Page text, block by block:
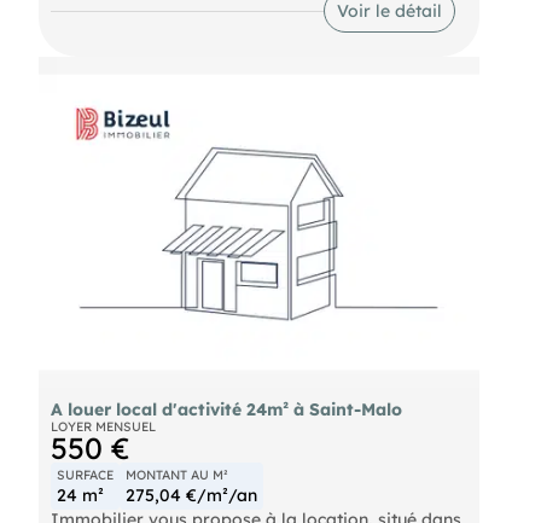
85m² à aménager. Loyer 1 200€ HT mensuel.
Voir le détail
A louer local d'activité 24m² à Saint-Malo
LOYER MENSUEL
550 €
SURFACE
24 m²
MONTANT AU M²
275,04 €/m²/an